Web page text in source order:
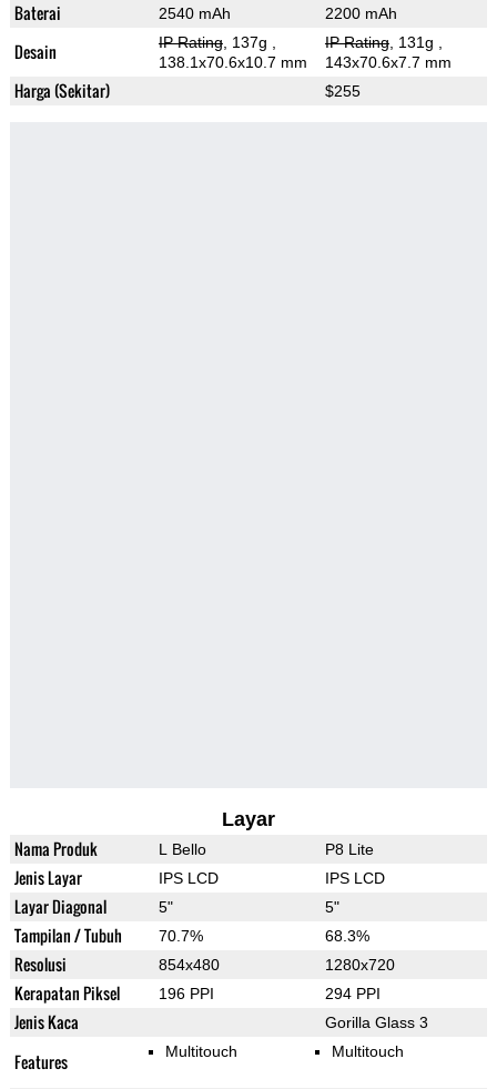
Baterai 2540 mAh 2200 mAh
Desain IP Rating, 137g
138.1x70.6x10.7 mm
IP Rating, 131g
143x70.6x7.7 mm
Harga (Sekitar) $255
Layar
Nama Produk L Bello P8 Lite
Jenis Layar IPS LCD IPS LCD
Layar Diagonal 5" 5"
Tampilan / Tubuh 70.7% 68.3%
Resolusi 854x480 1280x720
Kerapatan Piksel 196 PPI 294 PPI
Jenis Kaca Gorilla Glass 3
Features Multitouch Multitouch